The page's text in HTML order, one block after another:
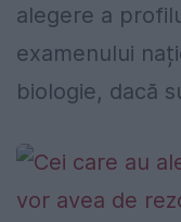
alegere a
examenului
biologie, dacă